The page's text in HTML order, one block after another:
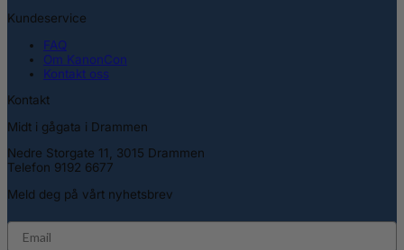
Kundeservice
FAQ
Om KanonCon
Kontakt oss
Kontakt
Midt i gågata i Drammen
Nedre Storgate 11, 3015 Drammen
Telefon 9192 6677
Meld deg på vårt nyhetsbrev
email